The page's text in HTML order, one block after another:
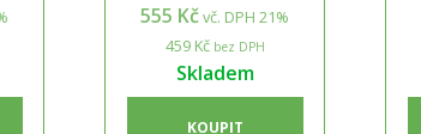
555 Kčvč. DPH 21%
459 Kčbez DPH
Skladem
KOUPIT